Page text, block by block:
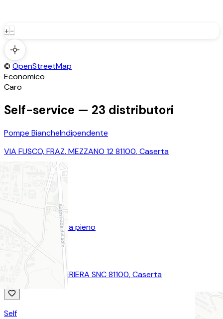
+−
© OpenStreetMap
Economico
Caro
Self-service — 23 distributori
Pompe BiancheIndipendente
VIA FUSCO, FRAZ. MEZZANO 12 81100,Caserta
1,666
Risparmi ~15,00€ a pieno
Dettagli →
APPIA LOC. POLVERIERA SNC 81100,Caserta
Self